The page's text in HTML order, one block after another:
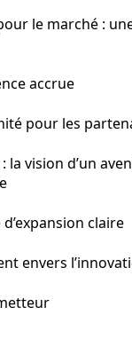
le marché :
accrue
pour les
la vision d’un
claire
envers